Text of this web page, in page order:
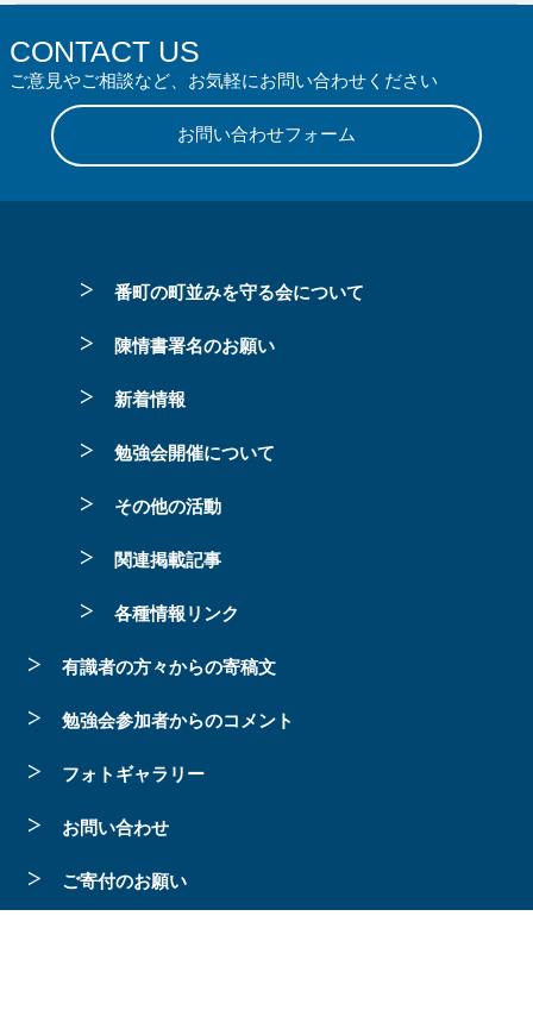
CONTACT US
ご意見やご相談など、お気軽にお問い合わせください
お問い合わせフォーム
番町の町並みを守る会について
陳情書署名のお願い
新着情報
勉強会開催について
その他の活動
関連掲載記事
各種情報リンク
有識者の方々からの寄稿文
勉強会参加者からのコメント
フォトギャラリー
お問い合わせ
ご寄付のお願い